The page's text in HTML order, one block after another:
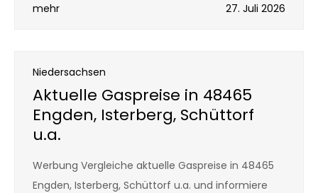
mehr 27. Juli 2026
Niedersachsen
Aktuelle Gaspreise in 48465
Engden, Isterberg, Schüttorf
u.a.
Werbung Vergleiche aktuelle Gaspreise in 48465
Engden, Isterberg, Schüttorf u.a. und informiere